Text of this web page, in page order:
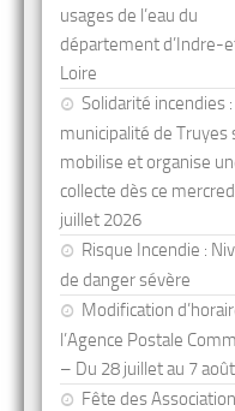
usages de l’eau du
département d’Indre-
Loire
Solidarité incendies :
municipalité de Truyes
mobilise et organise
collecte dès ce
juillet 2026
Risque Incendie :
de danger sévère
Modification
l’Agence Postale
– Du 28 juillet au 7
Fête des